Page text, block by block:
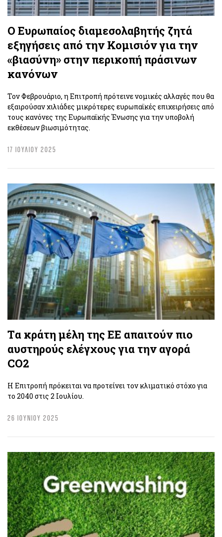
Ο Ευρωπαίος διαμεσολαβητής ζητά
εξηγήσεις από την Κομισιόν για την
«βιασύνη» στην περικοπή πράσινων
κανόνων
Τον Φεβρουάριο, η Επιτροπή πρότεινε νομικές αλλαγές που θα
εξαιρούσαν χιλιάδες μικρότερες ευρωπαϊκές επιχειρήσεις από
τους κανόνες της Ευρωπαϊκής Ένωσης για την υποβολή
εκθέσεων βιωσιμότητας.
17 ΙΟΥΛΙΟΥ 2025
Tα κράτη μέλη της ΕΕ απαιτούν πιο
αυστηρούς ελέγχους για την αγορά
CO2
Η Επιτροπή πρόκειται να προτείνει τον κλιματικό στόχο για
το 2040 στις 2 Ιουλίου.
26 ΙΟΥΝΙΟΥ 2025